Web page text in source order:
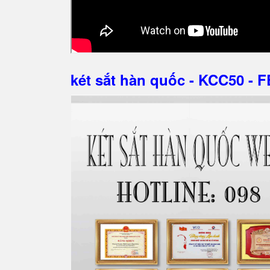
két sắt hàn quốc - KCC50 -